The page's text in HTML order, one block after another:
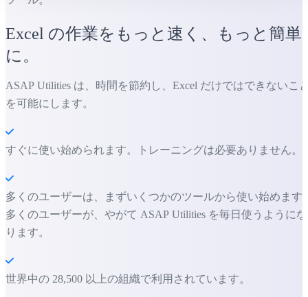
Excel の作業をもっと速く、もっと簡単
に。
ASAP Utilities は、時間を節約し、Excel だけではできないこ
を可能にします。
すぐに使い始められます。トレーニングは必要ありません。
多くのユーザーは、まずいくつかのツールから使い始めます
多くのユーザーが、やがて ASAP Utilities を毎日使うようにな
ります。
世界中の 28,500 以上の組織で利用されています。